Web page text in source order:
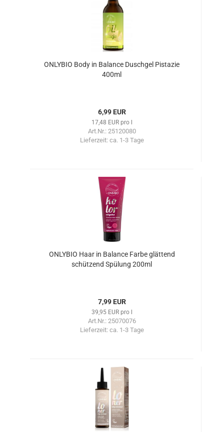
ONLYBIO Body in Balance Duschgel Pistazie
400ml
6,99 EUR
17,48 EUR pro l
Art.Nr.: 25120080
Lieferzeit: ca. 1-3 Tage
ONLYBIO Haar in Balance Farbe glättend
schützend Spülung 200ml
7,99 EUR
39,95 EUR pro l
Art.Nr.: 25070076
Lieferzeit: ca. 1-3 Tage